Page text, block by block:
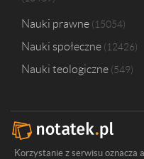
Nauki prawne 15054
Nauki społeczne 12426
Nauki teologiczne 549
Korzystanie z serwisu oznacza